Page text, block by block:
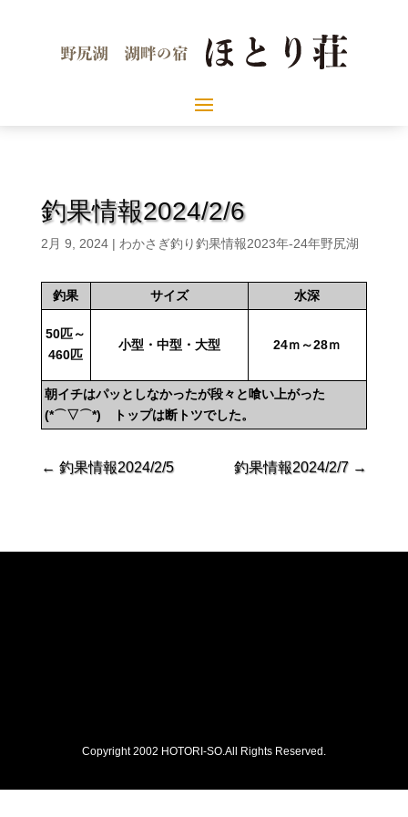
釣果情報2024/2/6
2月 9, 2024| わかさぎ釣り釣果情報2023年-24年野尻湖
釣果 サイズ 水深
50匹～
460匹
小型・中型・大型 24ｍ～28ｍ
朝イチはパッとしなかったが段々と喰い上がった
(*⌒▽⌒*) トップは断トツでした。
← 釣果情報2024/2/5 釣果情報2024/2/7 →
Copyright 2002 HOTORI-SO.All Rights Reserved.